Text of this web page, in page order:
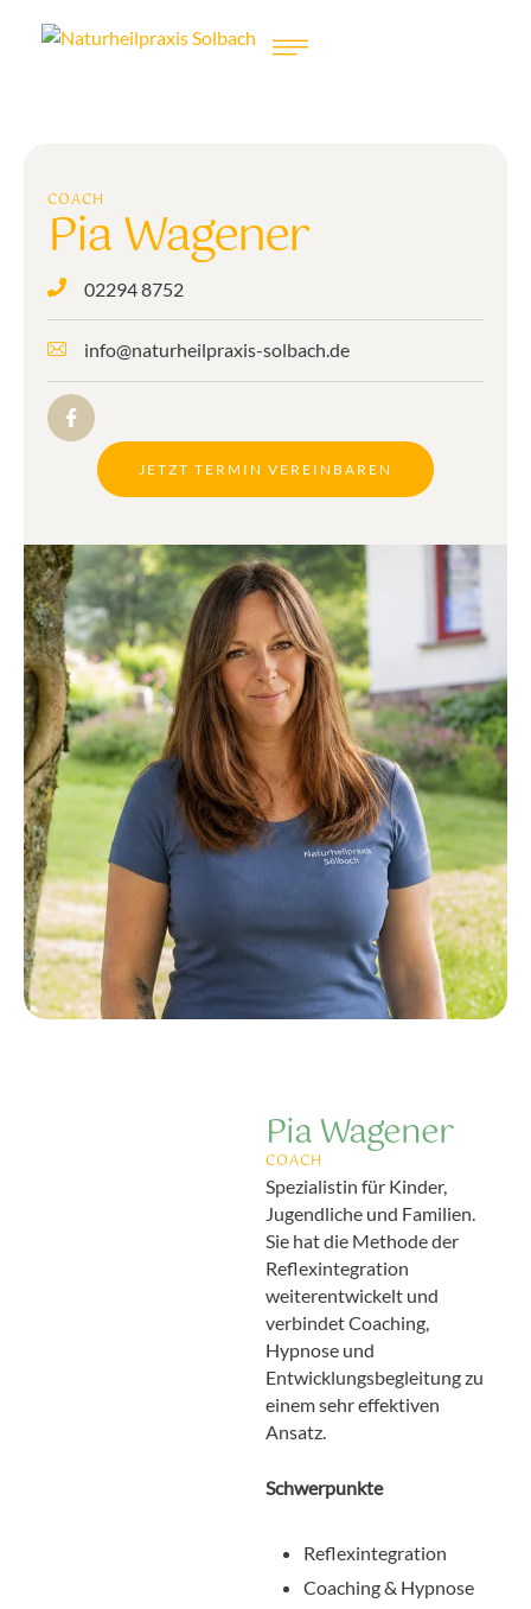
COACH
Pia Wagener
02294 8752
info@naturheilpraxis-solbach.de
JETZT TERMIN VEREINBAREN
Pia Wagener
COACH
Spezialistin für Kinder,
Jugendliche und Familien.
Sie hat die Methode der
Reflexintegration
weiterentwickelt und
verbindet Coaching,
Hypnose und
Entwicklungsbegleitung zu
einem sehr effektiven
Ansatz.
Schwerpunkte
Reflexintegration
Coaching & Hypnose